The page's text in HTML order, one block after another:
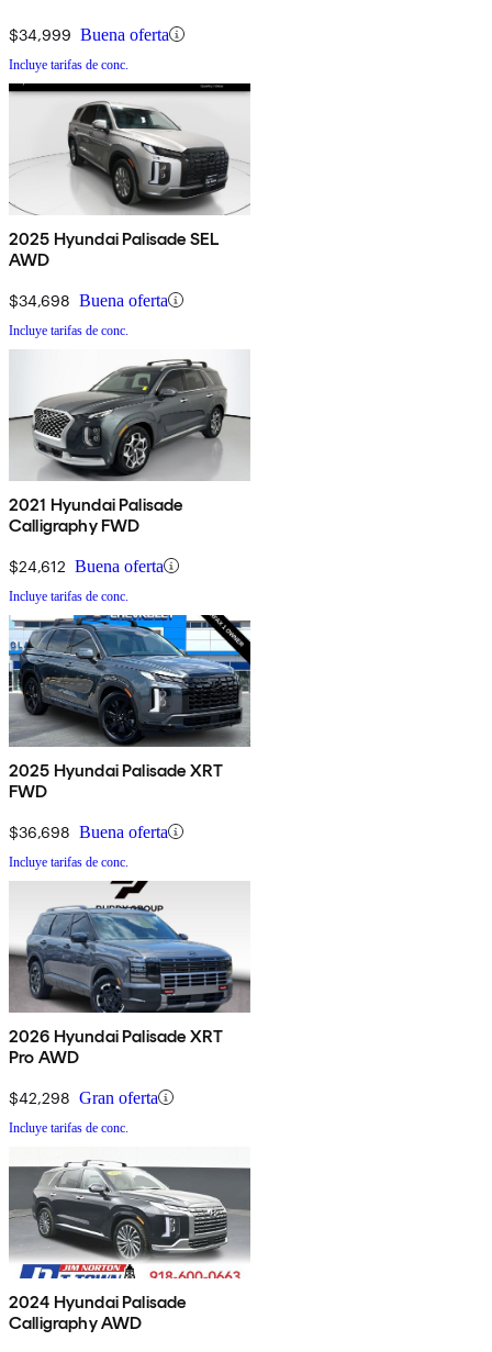
$34,999 Buena oferta
Incluye tarifas de conc.
2025 Hyundai Palisade SEL
AWD
$34,698 Buena oferta
Incluye tarifas de conc.
2021 Hyundai Palisade
Calligraphy FWD
$24,612 Buena oferta
Incluye tarifas de conc.
2025 Hyundai Palisade XRT
FWD
$36,698 Buena oferta
Incluye tarifas de conc.
2026 Hyundai Palisade XRT
Pro AWD
$42,298 Gran oferta
Incluye tarifas de conc.
2024 Hyundai Palisade
Calligraphy AWD